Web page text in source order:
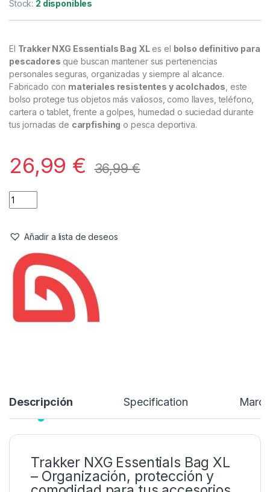
Bolsos,Carryall
Trakker Bolso NXG Essentials XL
Referencia del Proveedor:204944**
ElTrakker NXG Essentials Bag XL
pescadores
Fabricado con
materiales resistentes y acolchados
cartera o tablet, frente a golpes, humedad o suciedad durante
tus jornadas de
carpfishing
26,99€ 36,99